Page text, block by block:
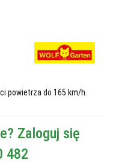
powietrza do 165 km/h.
Zaloguj się
482